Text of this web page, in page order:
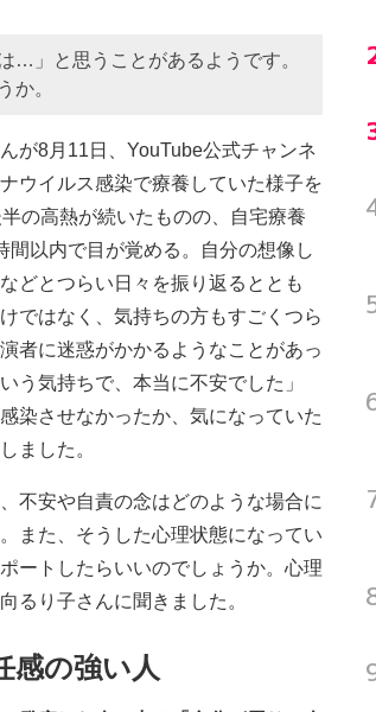
…」と思うことがあるようです。
か。
が8月11日、YouTube公式チャンネ
ウイルス感染で療養していた様子を
の高熱が続いたものの、自宅療養
間以内で目が覚める。自分の想像し
どとつらい日々を振り返るととも
ではなく、気持ちの方もすごくつら
者に迷惑がかかるようなことがあっ
う気持ちで、本当に不安でした」
染させなかったか、気になっていた
ました。
不安や自責の念はどのような場合に
また、そうした心理状態になってい
ートしたらいいのでしょうか。心理
るり子さんに聞きました。
感の強い人